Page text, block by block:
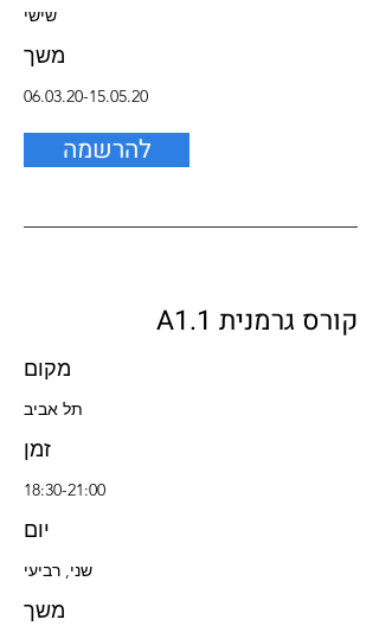
שישי
משך
06.03.20-15.05.20
להרשמה
קורס גרמנית A1.1
מקום
תל אביב
זמן
18:30-21:00
יום
שני, רביעי
משך